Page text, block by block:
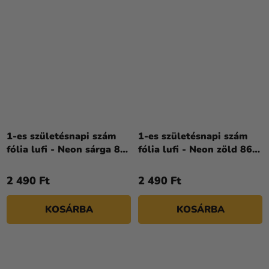
1-es születésnapi szám
fólia lufi - Neon sárga 86
2 490 Ft
KOSÁRBA
1-es születésnapi szám
fólia lufi - Neon zöld 86
2 490 Ft
KOSÁRBA